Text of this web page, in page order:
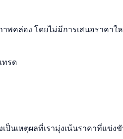
พคล่อง โดยไม่มีการเสนอราคา
ทรด
ป็นเหตุผลที่เรามุ่งเน้นราคาที่แข่